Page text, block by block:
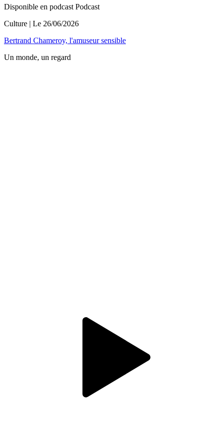
Disponible en podcast Podcast
Culture | Le 26/06/2026
Bertrand Chameroy, l'amuseur sensible
Un monde, un regard